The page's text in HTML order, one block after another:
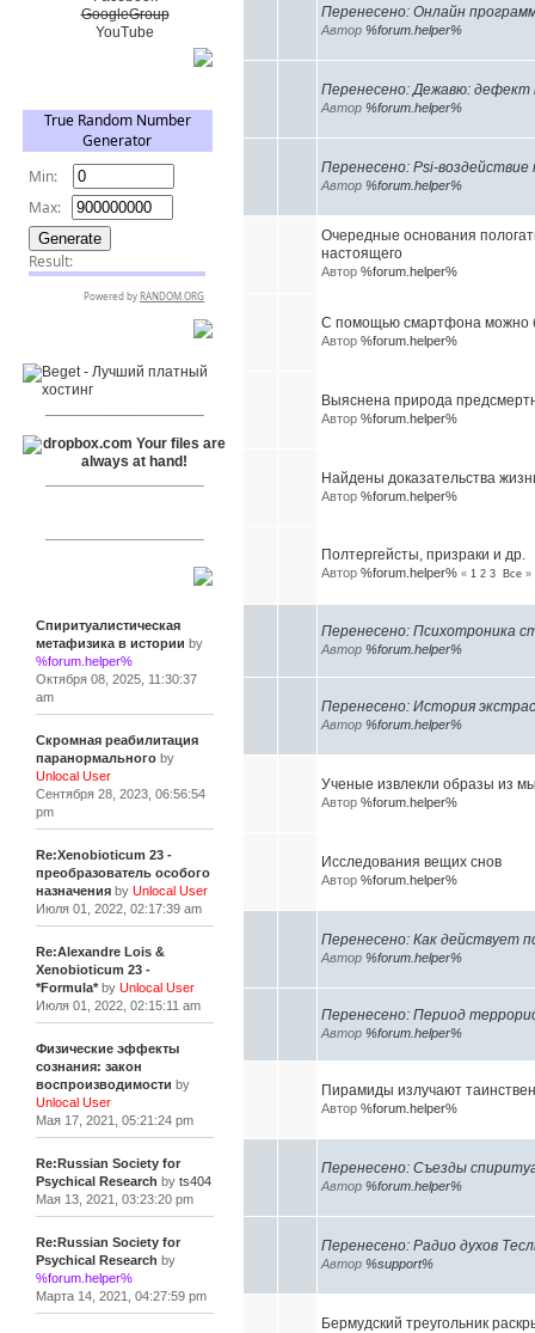
GoogleGroup
YouTube
Спиритуалистическая
метафизика в истории by
%forum.helper%
Октября 08, 2025, 11:30:37
am
Скромная реабилитация
паранормальногоby
Unlocal User
Сентября 28, 2023, 06:56:54
pm
Re:Xenobioticum 23 -
преобразователь особого
назначенияby Unlocal User
Июля 01, 2022, 02:17:39 am
Re:Alexandre Lois &
Xenobioticum 23 -
*Formula*by Unlocal User
Июля 01, 2022, 02:15:11 am
Физические эффекты
сознания: закон
воспроизводимости by
Unlocal User
Мая 17, 2021, 05:21:24 pm
Re:Russian Society for
Psychical Research by ts404
Мая 13, 2021, 03:23:20 pm
Re:Russian Society for
Psychical Research by
%forum.helper%
Марта 14, 2021, 04:27:59 pm
Перенесено: Онлайн
Автор %forum.helper%
Перенесено: Дежавю: дефект
Автор %forum.helper%
Перенесено: Psi-
Автор %forum.helper%
Очередные основания
настоящего
Автор %forum.helper%
С помощью смартфона можно
Автор %forum.helper%
Выяснена природа
Автор %forum.helper%
Найдены доказательства
Автор %forum.helper%
Полтергейсты, призраки и др.
Автор %forum.helper% « 1 2 3 Все »
Перенесено: Психотроника
Автор %forum.helper%
Перенесено: История
Автор %forum.helper%
Ученые извлекли образы из
Автор %forum.helper%
Исследования вещих снов
Автор %forum.helper%
Перенесено: Как действует
Автор %forum.helper%
Перенесено: Период
Автор %forum.helper%
Пирамиды излучают
Автор %forum.helper%
Перенесено: Съезды
Автор %forum.helper%
Перенесено: Радио духов
Автор %support%
Бермудский треугольник